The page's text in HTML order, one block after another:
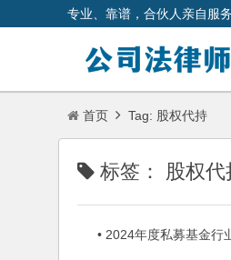
专业、靠谱，合伙人亲自服
首页 Tag: 股权代持
标签： 股权代
• 2024年度私募基金行